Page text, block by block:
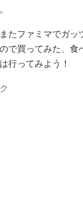
たファミマでガッ
で買ってみた、食
行ってみよう！